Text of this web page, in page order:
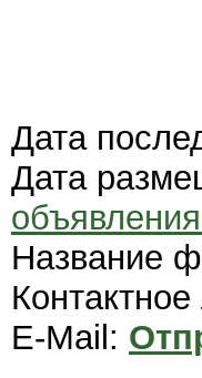
Дата
Дата
Название
E-Mail: